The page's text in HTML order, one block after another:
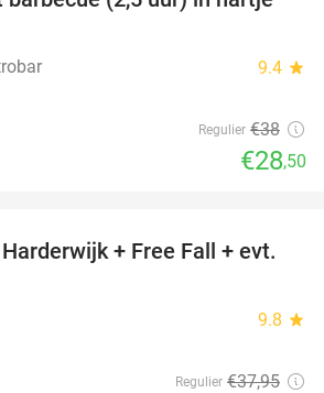
9.4 star
Regulier €38
€28,50
30%
+ Free Fall + evt.
9.8 star
Regulier €37,95